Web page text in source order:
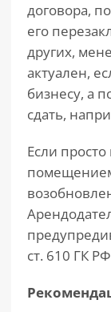
договора,
его
других,
актуален,
бизнесу, а
сдать,
Если
ст. 610 ГК